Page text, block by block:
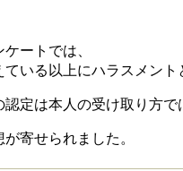
ートでは、
ている以上にハラスメン
認定は本人の受け取り方
寄せられました。